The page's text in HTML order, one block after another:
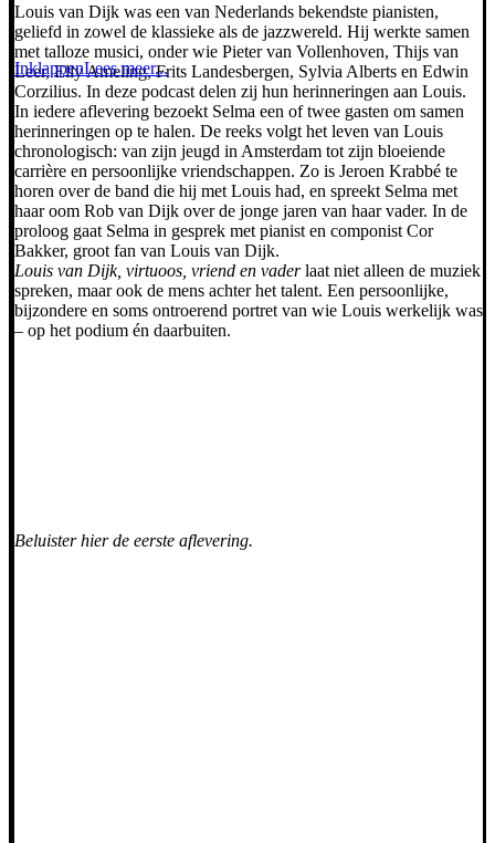
Louis van Dijk was een van Nederlands bekendste pianisten,
geliefd in zowel de klassieke als de jazzwereld. Hij werkte samen
met talloze musici, onder wie Pieter van Vollenhoven, Thijs van
Leer, Elly Ameling, Frits Landesbergen, Sylvia Alberts en Edwin
Corzilius. In deze podcast delen zij hun herinneringen aan Louis.
In iedere aflevering bezoekt Selma een of twee gasten om samen
herinneringen op te halen. De reeks volgt het leven van Louis
chronologisch: van zijn jeugd in Amsterdam tot zijn bloeiende
carrière en persoonlijke vriendschappen. Zo is Jeroen Krabbé te
horen over de band die hij met Louis had, en spreekt Selma met
haar oom Rob van Dijk over de jonge jaren van haar vader. In de
proloog gaat Selma in gesprek met pianist en componist Cor
Bakker, groot fan van Louis van Dijk.
Louis van Dijk, virtuoos, vriend en vaderlaat niet alleen de muziek
spreken, maar ook de mens achter het talent. Een persoonlijke,
bijzondere en soms ontroerend portret van wie Louis werkelijk was
– op het podium én daarbuiten.
Beluister hier de eerste aflevering.
InklappenLees meer...